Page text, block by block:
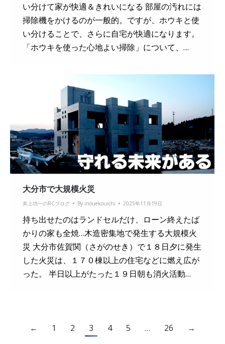
い分けて家が快適＆きれいになる 部屋の汚れには
掃除機をかけるのが一般的。ですが、ホウキと使
い分けることで、さらに自宅が快適になります。
「ホウキを使った心地よい掃除」について、…
大分市で大規模火災
井上功一のRCブログ By inouekouichi 2025年11月19日
持ち出せたのはランドセルだけ、ローン終えたば
かりの家も全焼…木造密集地で発生する大規模火
災 大分市佐賀関（さがのせき）で１８日夕に発生
した火災は、１７０棟以上の住宅などに燃え広が
った。 半日以上がたった１９日朝も消火活動…
← 1 2 3 4 5 … 26 →